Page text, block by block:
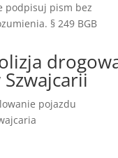
podpisuj pism bez
§ 249 BGB
Szwajcarii
pojazdu